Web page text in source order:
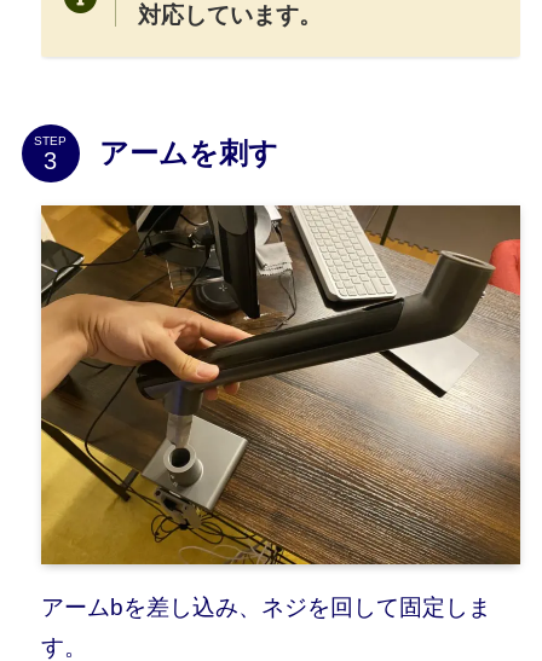
対応しています。
STEP アームを刺す
アームbを差し込み、ネジを回して固定しま
す。